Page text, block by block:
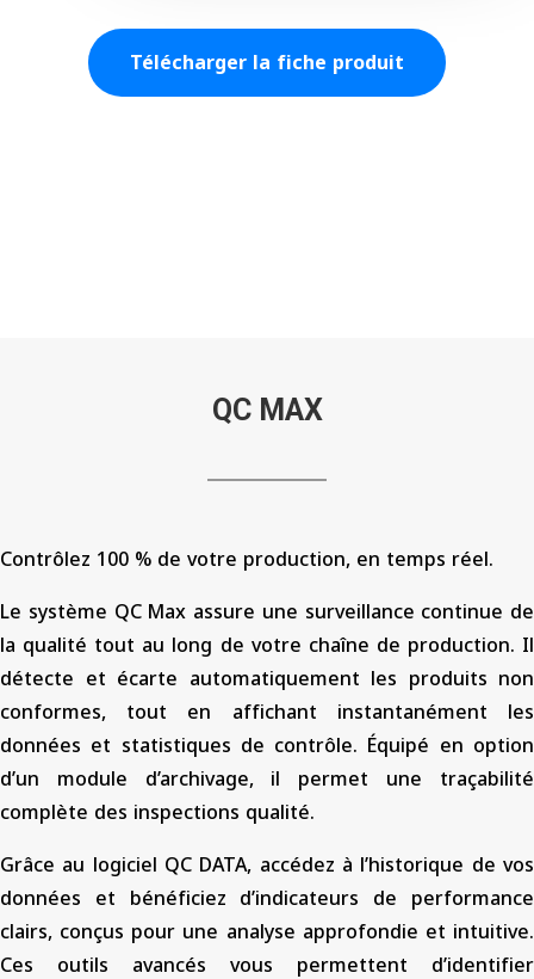
Télécharger la fiche produit
QC MAX
Contrôlez 100 % de votre production, en temps réel.
Le système QC Max assure une surveillance continue de
la qualité tout au long de votre chaîne de production. Il
détecte et écarte automatiquement les produits non
conformes, tout en affichant instantanément les
données et statistiques de contrôle. Équipé en option
d’un module d’archivage, il permet une traçabilité
complète des inspections qualité.
Grâce au logiciel QC DATA, accédez à l’historique de vos
données et bénéficiez d’indicateurs de performance
clairs, conçus pour une analyse approfondie et intuitive.
Ces outils avancés vous permettent d’identifier